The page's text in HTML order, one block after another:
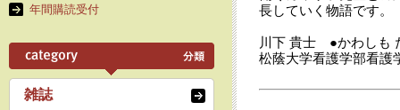
長していく物語です。
川下 貴士 ●かわしも
松蔭大学看護学部看護
年間購読受付
雑誌